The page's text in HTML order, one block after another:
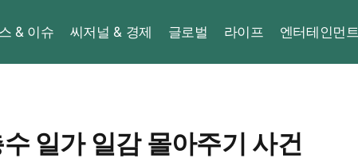
& 이슈 씨저널 & 경제 글로벌 라이프 엔터테인먼트
일가 일감 몰아주기 사건